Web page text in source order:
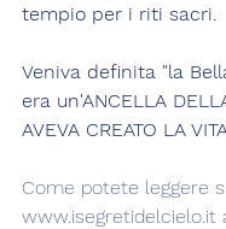
tempio per i riti sacri.
Veniva definita "la
era un'ANCELLA
AVEVA CREATO LA
Come potete leggere
www.isegretidelcielo.it